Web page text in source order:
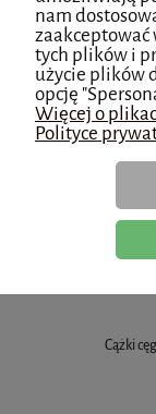
Cążki
nam
zaakceptować
tych plików i
użycie plików
opcję
Więcej o
Polityce